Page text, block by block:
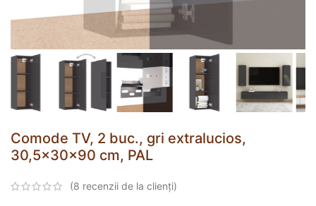
Comode TV, 2 buc., gri extralucios,
30,5x30x90 cm, PAL
(8 recenzii de la clienți)